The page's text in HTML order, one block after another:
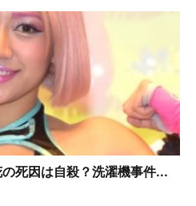
の死因は自殺？洗濯機事件...